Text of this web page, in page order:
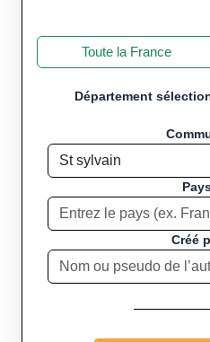
Toute la France
Département
Créé